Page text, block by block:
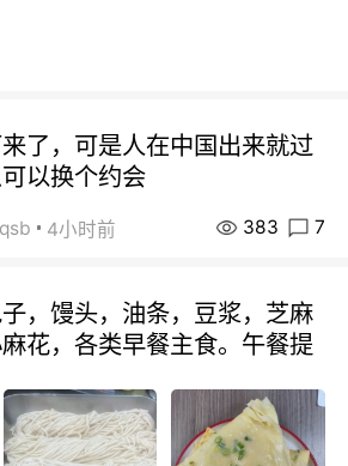
了，可是人在中国出来就过
以换个约会
4小时前 383 7
，馒头，油条，豆浆，芝麻
花，各类早餐主食。午餐提